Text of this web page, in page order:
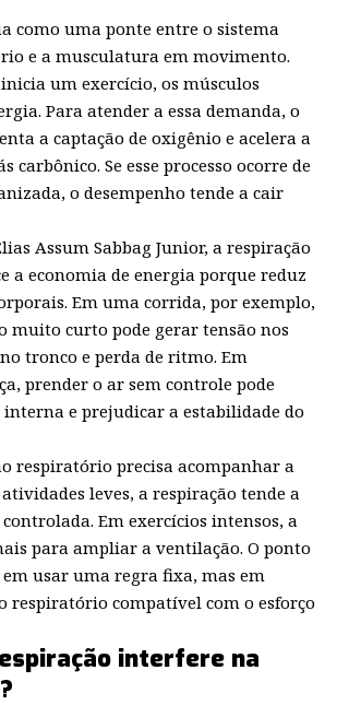
como uma ponte entre o sistema
e a musculatura em movimento.
um exercício, os músculos
Para atender a essa demanda, o
a captação de oxigênio e acelera a
carbônico. Se esse processo ocorre de
o desempenho tende a cair
Assum Sabbag Junior, a respiração
a economia de energia porque reduz
Em uma corrida, por exemplo,
muito curto pode gerar tensão nos
tronco e perda de ritmo. Em
prender o ar sem controle pode
interna e prejudicar a estabilidade do
respiratório precisa acompanhar a
leves, a respiração tende a
Em exercícios intensos, a
para ampliar a ventilação. O ponto
usar uma regra fixa, mas em
respiratório compatível com o esforço
interfere na